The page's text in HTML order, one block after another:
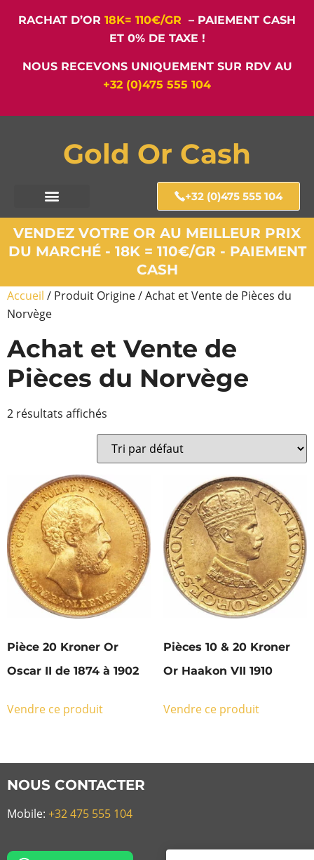
RACHAT D’OR 18K= 110€/GR – PAIEMENT CASH
ET 0% DE TAXE !
NOUS RECEVONS UNIQUEMENT SUR RDV AU
+32 (0)475 555 104
Gold Or Cash
+32 (0)475 555 104
VENDEZ VOTRE OR AU MEILLEUR PRIX
DU MARCHÉ - 18K = 110€/GR - PAIEMENT
CASH
Accueil / Produit Origine / Achat et Vente de Pièces du
Norvège
Achat et Vente de
Pièces du Norvège
2 résultats affichés
Pièce 20 Kroner Or
Oscar II de 1874 à 1902
Vendre ce produit
Pièces 10 & 20 Kroner
Or Haakon VII 1910
Vendre ce produit
NOUS CONTACTER
Mobile: +32 475 555 104